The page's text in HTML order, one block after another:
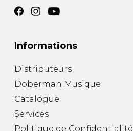
Informations
Distributeurs
Doberman Musique
Catalogue
Services
Politique de Confidentialité